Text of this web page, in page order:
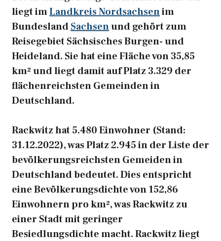
liegt imLandkreis Nordsachsenim
BundeslandSachsenund gehört zum
Reisegebiet Sächsisches Burgen- und
Heideland. Sie hat eine Fläche von 35,85
km² und liegt damit auf Platz 3.329 der
flächenreichsten Gemeinden in
Deutschland.
Rackwitz hat 5.480 Einwohner (Stand:
31.12.2022), was Platz 2.945 in der Liste der
bevölkerungsreichsten Gemeiden in
Deutschland bedeutet. Dies entspricht
eine Bevölkerungsdichte von 152,86
Einwohnern pro km², was Rackwitz zu
einer Stadt mit geringer
Besiedlungsdichte macht. Rackwitz liegt